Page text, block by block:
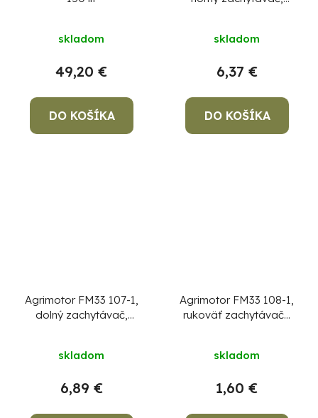
skladom
49,20 €
DO KOŠÍKA
skladom
6,37 €
DO KOŠÍKA
Agrimotor FM33 107-1,
dolný zachytávač,
skladom
6,89 €
Agrimotor FM33 108-1,
rukoväť zachytávača
skladom
1,60 €